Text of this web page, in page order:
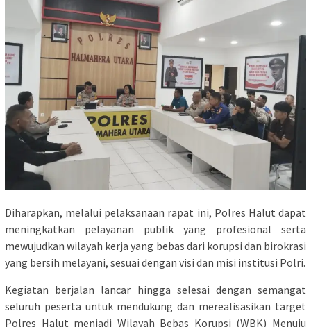
Diharapkan, melalui pelaksanaan rapat ini, Polres Halut dapat
meningkatkan pelayanan publik yang profesional serta
mewujudkan wilayah kerja yang bebas dari korupsi dan birokrasi
yang bersih melayani, sesuai dengan visi dan misi institusi Polri.
Kegiatan berjalan lancar hingga selesai dengan semangat
seluruh peserta untuk mendukung dan merealisasikan target
Polres Halut menjadi Wilayah Bebas Korupsi (WBK) Menuju